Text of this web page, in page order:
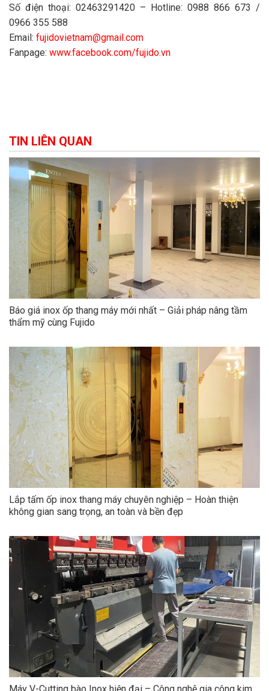
Số điện thoại: 02463291420 – Hotline: 0988 866 673 /
0966 355 588
Email: fujidovietnam@gmail.com
Fanpage: www.facebook.com/fujido.vn
TIN LIÊN QUAN
Báo giá inox ốp thang máy mới nhất – Giải pháp nâng tầm
thẩm mỹ cùng Fujido
Lắp tấm ốp inox thang máy chuyên nghiệp – Hoàn thiện
không gian sang trọng, an toàn và bền đẹp